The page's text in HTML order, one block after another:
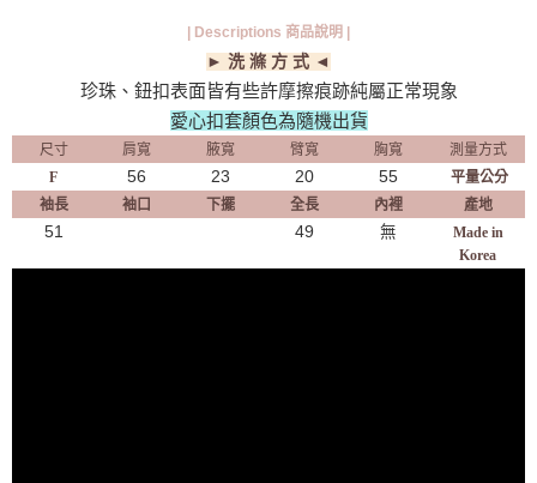
| Descriptions 商品說明 |
► 洗 滌 方 式 ◄
珍珠、鈕扣表面皆有些許摩擦痕跡純屬正常現象
愛心扣套顏色為隨機出貨
尺寸 肩寬 腋寬 臂寬 胸寬
測量方式
F
56 23 20 55
平量公分
袖長
袖口 下擺 全長 內裡 產地
51 49 無
Made in
Korea